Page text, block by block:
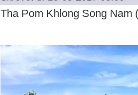
Tha Pom Khlong Song Nam